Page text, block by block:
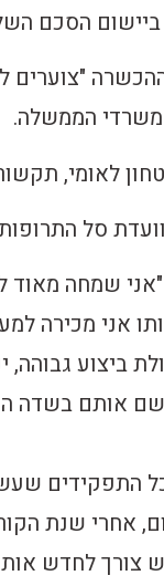
הסכם
ההכשרה
משרדי הממשלה.
"אני שמחה
ביצוע גבוהה,
אותם בשדה
התפקידים
אחרי שנת
צורך לחדש